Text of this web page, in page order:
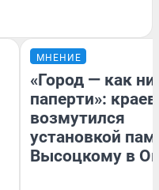
МНЕНИЕ
«Город — как
паперти»:
возмутился
установкой
Высоцкому в